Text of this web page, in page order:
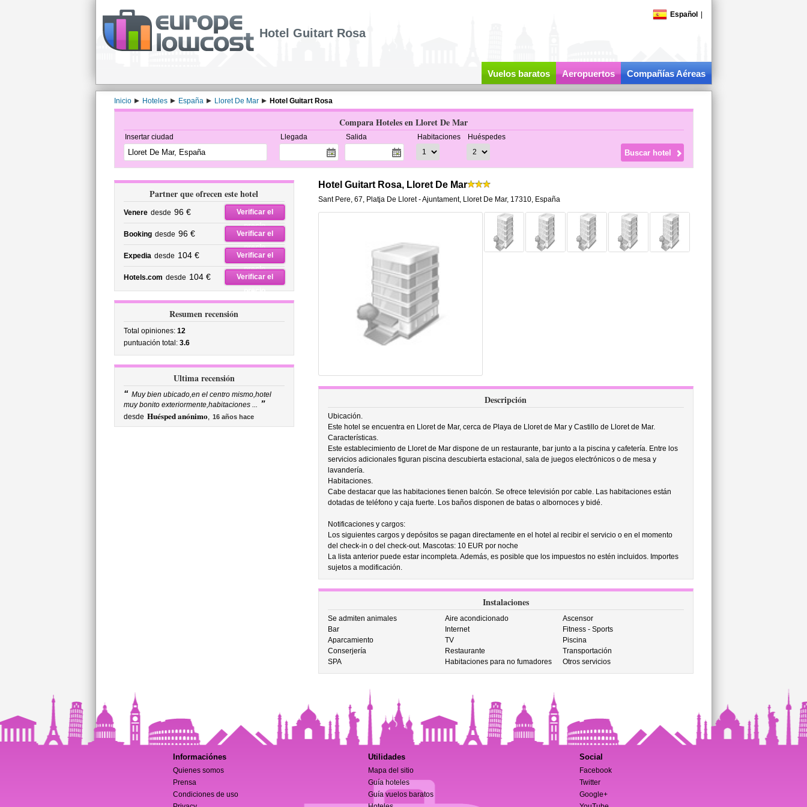
Español
Hotel Guitart Rosa
Vuelos baratos Aeropuertos Compañías Aéreas
Inicio Hoteles España Lloret De Mar Hotel Guitart Rosa
Compara Hoteles en Lloret De Mar
Insertar ciudad Llegada Salida Habitaciones Huéspedes
Partner que ofrecen este hotel
Venere desde 96 €
Verificar el
precio
Booking desde 96 €
Verificar el
precio
Expedia desde 104 €
Verificar el
precio
Hotels.com desde 104 €
Verificar el
precio
Resumen recensión
Total opiniones: 12
puntuación total: 3.6
Ultima recensión
“ Muy bien ubicado,en el centro mismo,hotel
muy bonito exteriormente,habitaciones ... ”
desde Huésped anónimo, 16 años hace
Hotel Guitart Rosa, Lloret De Mar
Sant Pere, 67, Platja De Lloret - Ajuntament, Lloret De Mar, 17310, España
Descripción
Ubicación.
Este hotel se encuentra en Lloret de Mar, cerca de Playa de Lloret de Mar y Castillo de Lloret de Mar.
Características.
Este establecimiento de Lloret de Mar dispone de un restaurante, bar junto a la piscina y cafetería. Entre los
servicios adicionales figuran piscina descubierta estacional, sala de juegos electrónicos o de mesa y
lavandería.
Habitaciones.
Cabe destacar que las habitaciones tienen balcón. Se ofrece televisión por cable. Las habitaciones están
dotadas de teléfono y caja fuerte. Los baños disponen de batas o albornoces y bidé.
Notificaciones y cargos:
Los siguientes cargos y depósitos se pagan directamente en el hotel al recibir el servicio o en el momento
del check-in o del check-out. Mascotas: 10 EUR por noche
La lista anterior puede estar incompleta. Además, es posible que los impuestos no estén incluidos. Importes
sujetos a modificación.
Instalaciones
Se admiten animales Aire acondicionado
Ascensor
Bar
Internet
Fitness - Sports
Aparcamiento
TV
Piscina
Conserjería
Restaurante
Transportación
SPA
Habitaciones para no fumadores Otros servicios
Informaciónes
Quienes somos
Prensa
Condiciones de uso
Utilidades
Mapa del sitio
Guía hoteles
Guía vuelos baratos
Social
Facebook
Twitter
Google+